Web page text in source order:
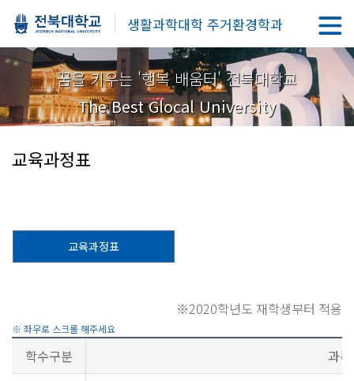
생활과학대학 주거환경학과
꿈을 키우는 '행복 배움터' 전북대학교
The Best Glocal University
교육과정표
교육과정표
※2020학년도 재학생부터 적용
학수구분
과